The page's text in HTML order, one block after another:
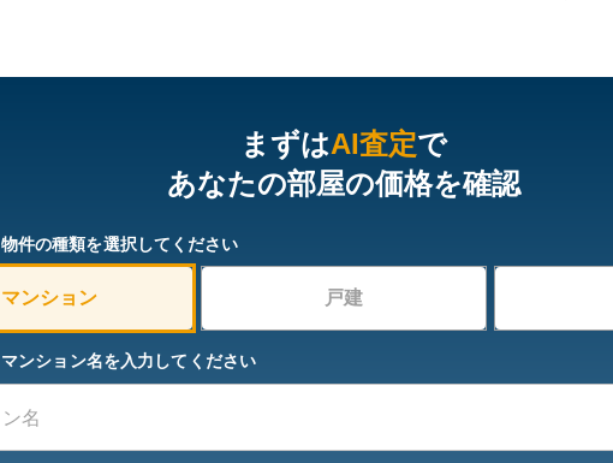
まずはAI査定で
あなたの部屋の価格を確認
物件の種類を選択してください
マンション 戸建
マンション名を入力してください